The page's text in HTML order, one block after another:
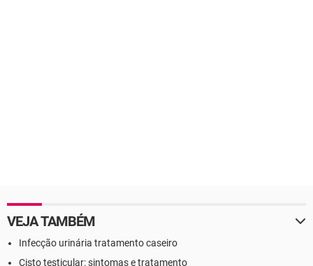
VEJA TAMBÉM
Infecção urinária tratamento caseiro
Cisto testicular: sintomas e tratamento